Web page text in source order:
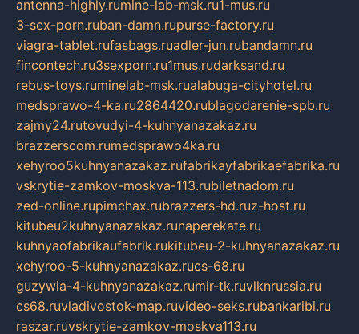
antenna-highly.rumine-lab-msk.ru1-mus.ru
3-sex-porn.ruban-damn.rupurse-factory.ru
viagra-tablet.rufasbags.ruadler-jun.rubandamn.ru
fincontech.ru3sexporn.ru1mus.rudarksand.ru
rebus-toys.ruminelab-msk.rualabuga-cityhotel.ru
medsprawo-4-ka.ru2864420.rublagodarenie-spb.ru
zajmy24.rutovudyi-4-kuhnyanazakaz.ru
brazzerscom.rumedsprawo4ka.ru
xehyroo5kuhnyanazakaz.rufabrikayfabrikaefabrika.ru
vskrytie-zamkov-moskva-113.rubiletnadom.ru
zed-online.rupimchax.rubrazzers-hd.ruz-host.ru
kitubeu2kuhnyanazakaz.runaperekate.ru
kuhnyaofabrikaufabrik.rukitubeu-2-kuhnyanazakaz.ru
xehyroo-5-kuhnyanazakaz.rucs-68.ru
guzywia-4-kuhnyanazakaz.rumir-tk.ruvlknrussia.ru
cs68.ruvladivostok-map.ruvideo-seks.rubankaribi.ru
raszar.ruvskrytie-zamkov-moskva113.ru